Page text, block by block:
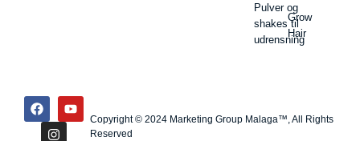
Pulver og
shakes til
udrensning
Grow
Hair
Copyright © 2024 Marketing Group Malaga™, All Rights
Reserved